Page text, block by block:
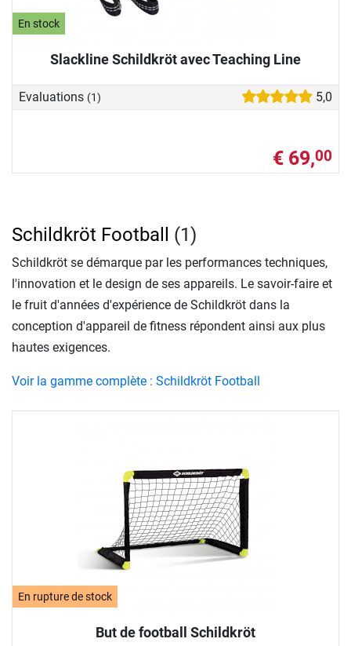
En stock
Slackline Schildkröt avec Teaching Line
Evaluations (1) 5,0
€ 69,00
En rupture de stock
But de football Schildkröt
Schildkröt Football (1)
Schildkröt se démarque par les performances techniques,
l'innovation et le design de ses appareils. Le savoir-faire et
le fruit d'années d'expérience de Schildkröt dans la
conception d'appareil de fitness répondent ainsi aux plus
hautes exigences.
Voir la gamme complète : Schildkröt Football